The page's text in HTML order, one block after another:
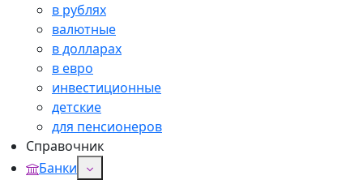
в рублях
валютные
в долларах
в евро
инвестиционные
детские
для пенсионеров
Справочник
Банки